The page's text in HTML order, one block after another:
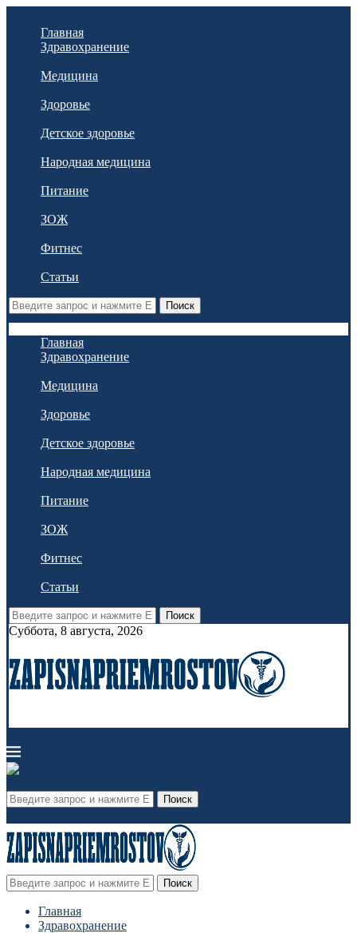
Главная
Здравохранение
Медицина
Здоровье
Детское здоровье
Народная медицина
Питание
ЗОЖ
Фитнес
Статьи
Поиск
Главная
Здравохранение
Медицина
Здоровье
Детское здоровье
Народная медицина
Питание
ЗОЖ
Фитнес
Статьи
Поиск
Суббота, 8 августа, 2026
Поиск
Поиск
Главная
Здравохранение